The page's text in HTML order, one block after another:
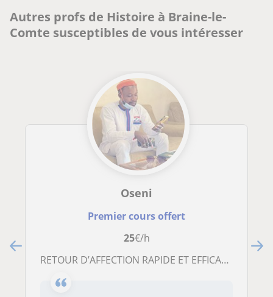
Autres profs de Histoire à Braine-le-
Comte susceptibles de vous intéresser
Oseni
Premier cours offert
25€/h
RETOUR D’AFFECTION RAPIDE ET EFFICACE TEL